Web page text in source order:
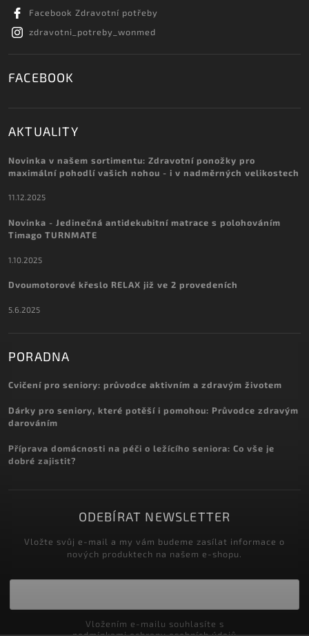
Facebook Zdravotní potřeby
zdravotni_potreby_wonmed
FACEBOOK
AKTUALITY
Novinka v našem sortimentu: Zdravotní ponožky pro
maximální pohodlí vašich nohou - i v nadměrných velikostech
11.12.2025
Novinka - Jedinečná antidekubitní matrace s polohováním
Timago TURNMATE
1.10.2025
Dvoumotorové křeslo RELAX již ve 2 provedeních
5.6.2025
PORADNA
Cvičení pro seniory: průvodce aktivním a zdravým životem
Dárky pro seniory, které potěší i pomohou: Průvodce zdravým
darováním
Příprava domácnosti na péči o ležícího seniora: Co vše je
dobré zajistit?
ODEBÍRAT NEWSLETTER
Vložte svůj e-mail a my vám budeme zasílat informace o
nových produktech na našem e-shopu.